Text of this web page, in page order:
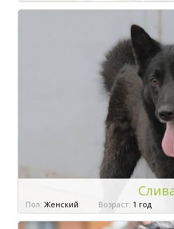
Пол: Женский Возраст: 1 год